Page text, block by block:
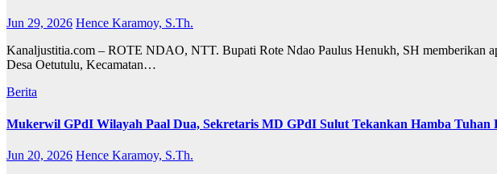
Jun 29, 2026 Hence Karamoy, S.Th.
Kanaljustitia.com – ROTE NDAO, NTT. Bupati Rote Ndao Paulus Henukh, SH memberikan
Desa Oetutulu, Kecamatan…
Berita
Mukerwil GPdI Wilayah Paal Dua, Sekretaris MD GPdI Sulut Tekankan Hamba
Jun 20, 2026 Hence Karamoy, S.Th.